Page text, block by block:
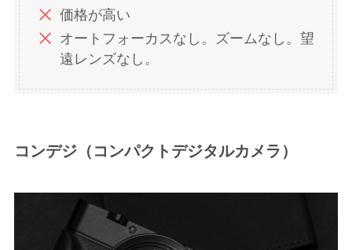
価格が高い
オートフォーカスなし。ズームなし。望
遠レンズなし。
コンデジ（コンパクトデジタルカメラ）